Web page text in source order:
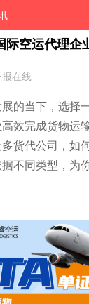
际空运代理企
报在线
的当下，选择
高效完成货物运
货代公司，如
据不同类型，为